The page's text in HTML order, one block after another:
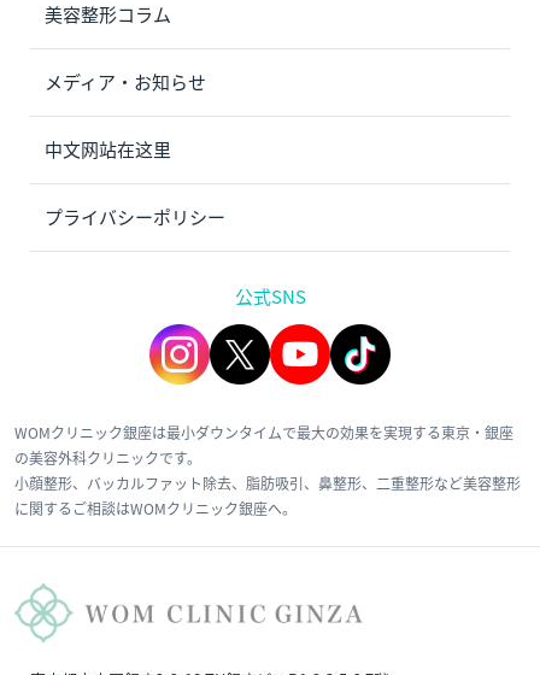
美容整形コラム
メディア・お知らせ
中文网站在这里
プライバシーポリシー
公式SNS
WOMクリニック銀座は最小ダウンタイムで最大の効果を実現する東京・銀座
の美容外科クリニックです。
小顔整形、バッカルファット除去、脂肪吸引、鼻整形、二重整形など美容整形
に関するご相談はWOMクリニック銀座へ。